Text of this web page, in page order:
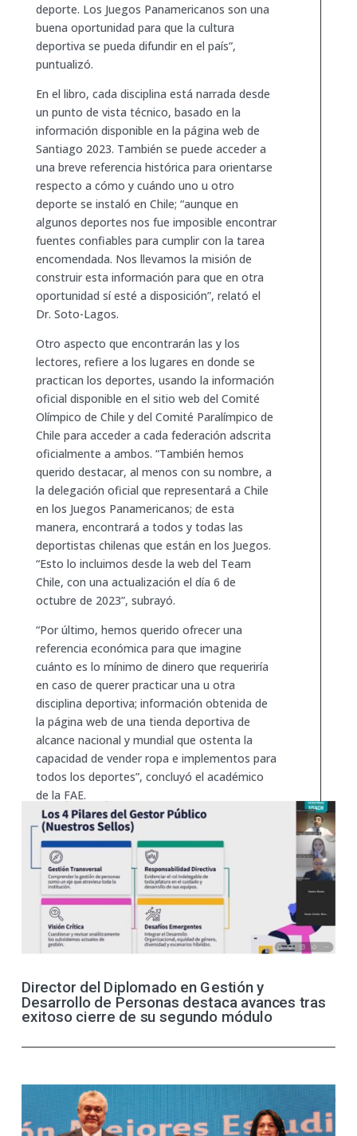
deporte. Los Juegos Panamericanos son una
buena oportunidad para que la cultura
deportiva se pueda difundir en el país”,
puntualizó.
En el libro, cada disciplina está narrada desde
un punto de vista técnico, basado en la
información disponible en la página web de
Santiago 2023. También se puede acceder a
una breve referencia histórica para orientarse
respecto a cómo y cuándo uno u otro
deporte se instaló en Chile; “aunque en
algunos deportes nos fue imposible encontrar
fuentes confiables para cumplir con la tarea
encomendada. Nos llevamos la misión de
construir esta información para que en otra
oportunidad sí esté a disposición”, relató el
Dr. Soto-Lagos.
Otro aspecto que encontrarán las y los
lectores, refiere a los lugares en donde se
practican los deportes, usando la información
oficial disponible en el sitio web del Comité
Olímpico de Chile y del Comité Paralímpico de
Chile para acceder a cada federación adscrita
oficialmente a ambos. “También hemos
querido destacar, al menos con su nombre, a
la delegación oficial que representará a Chile
en los Juegos Panamericanos; de esta
manera, encontrará a todos y todas las
deportistas chilenas que están en los Juegos.
“Esto lo incluimos desde la web del Team
Chile, con una actualización el día 6 de
octubre de 2023”, subrayó.
“Por último, hemos querido ofrecer una
referencia económica para que imagine
cuánto es lo mínimo de dinero que requeriría
en caso de querer practicar una u otra
disciplina deportiva; información obtenida de
la página web de una tienda deportiva de
alcance nacional y mundial que ostenta la
capacidad de vender ropa e implementos para
todos los deportes”, concluyó el académico
de la FAE.
Para descargar el libro, haz
Director del Diplomado en Gestión y
Desarrollo de Personas destaca avances tras
exitoso cierre de su segundo módulo